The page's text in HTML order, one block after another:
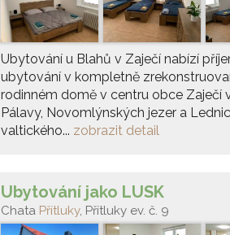
Ubytování u Blahů v Zaječí nabízí
ubytování v kompletně
rodinném domě v centru obce Zaječí
Pálavy, Novomlýnských jezer a
valtického... zobrazit detail
Ubytování jako LUSK
Chata Přítluky, Přítluky ev. č. 9